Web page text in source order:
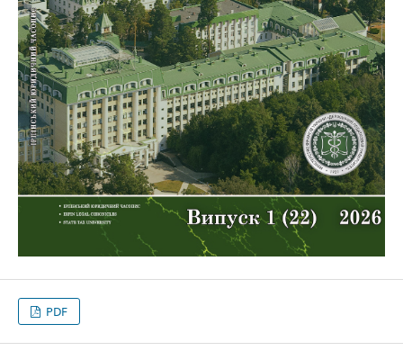
PDF